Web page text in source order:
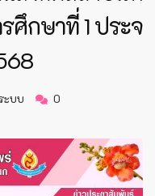
ศึกษาที่ 1 ประจ
ะบบ 0